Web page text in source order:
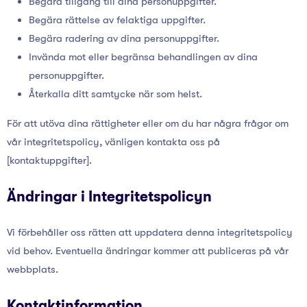
Begära rättelse av felaktiga uppgifter.
Begära radering av dina personuppgifter.
Invända mot eller begränsa behandlingen av dina
personuppgifter.
Återkalla ditt samtycke när som helst.
För att utöva dina rättigheter eller om du har några frågor om
vår integritetspolicy, vänligen kontakta oss på
[kontaktuppgifter].
Ändringar i Integritetspolicyn
Vi förbehåller oss rätten att uppdatera denna integritetspolicy
vid behov. Eventuella ändringar kommer att publiceras på vår
webbplats.